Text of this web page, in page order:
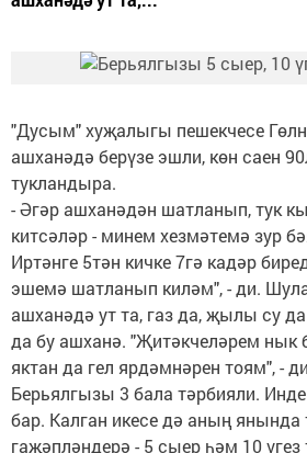
"Дусым" хуҗалыгы пешекчесе
ашханәдә берүзе эшли, көн саен
тукландыра.
- Әгәр ашханәдән шатланып, тук
китсәләр - минем хезмәтемә зур
Иртәнге 5тән кичке 7гә кадәр
эшемә шатланып киләм", - ди.
ашханәдә ут та, газ да, җылы су
да бу ашханә. "Җитәкчеләрем нык
яктан да гел ярдәмнәрен тоям", -
Берьялгызы 3 бала тәрбияли. Инде
бар. Калган икесе дә аның
гаҗәпләндерә - 5 сыер һәм 10 үгез